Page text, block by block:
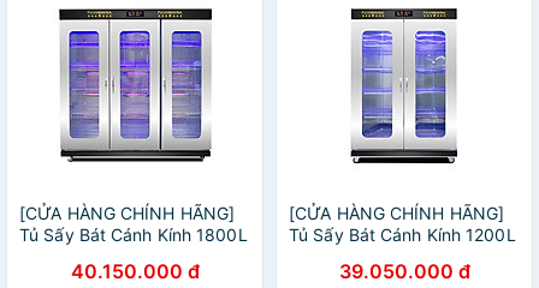
[CỬA HÀNG CHÍNH HÃNG]
Tủ Sấy Bát Cánh Kính 1800L
40.150.000 đ
[CỬA HÀNG CHÍNH HÃNG]
Tủ Sấy Bát Cánh Kính 1200L
39.050.000 đ